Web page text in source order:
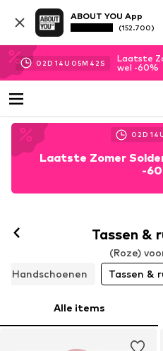
ABOUT YOU App
(152.700)
02D 14U 05M 41 S
Laatste
wel -60%
02D 14
Laatste Zomer
-
Tassen &
(Roze)
Handschoenen
Tassen &
Alle items